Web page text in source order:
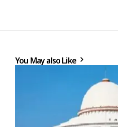
You May also Like